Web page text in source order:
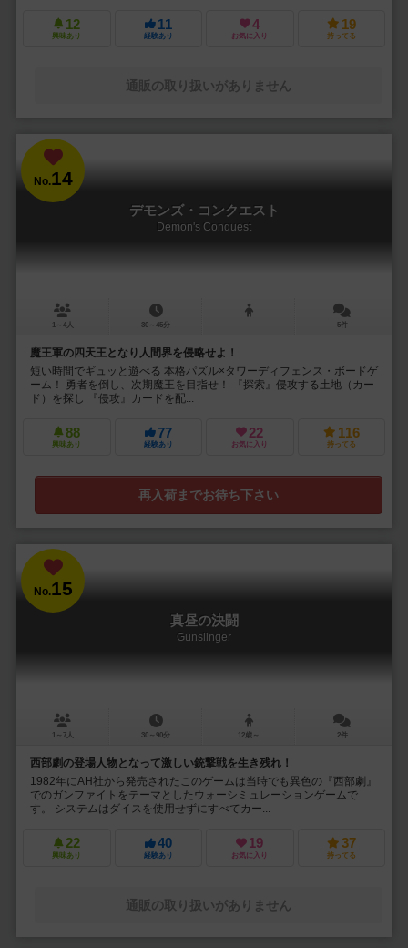
12
興味あり
11
経験あり
4
お気に入り
19
持ってる
通販の取り扱いがありません
No.14
デモンズ・コンクエスト
Demon's Conquest
1～4人 30～45分 5件
魔王軍の四天王となり人間界を侵略せよ！
短い時間でギュッと遊べる 本格パズル×タワーディフェンス・ボードゲ
ーム！ 勇者を倒し、次期魔王を目指せ！ 『探索』侵攻する土地（カー
ド）を探し 『侵攻』カードを配...
88
興味あり
77
経験あり
22
お気に入り
116
持ってる
再入荷までお待ち下さい
No.15
真昼の決闘
Gunslinger
1～7人 30～90分 12歳～ 2件
西部劇の登場人物となって激しい銃撃戦を生き残れ！
1982年にAH社から発売されたこのゲームは当時でも異色の『西部劇』
でのガンファイトをテーマとしたウォーシミュレーションゲームで
す。 システムはダイスを使用せずにすべてカー...
22
興味あり
40
経験あり
19
お気に入り
37
持ってる
通販の取り扱いがありません